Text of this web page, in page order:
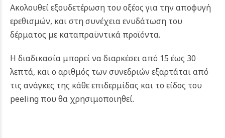
Ακολουθεί εξουδετέρωση του οξέος για την αποφυγή
ερεθισμών, και στη συνέχεια ενυδάτωση του
δέρματος με καταπραϋντικά προϊόντα.
Η διαδικασία μπορεί να διαρκέσει από 15 έως 30
λεπτά, και ο αριθμός των συνεδριών εξαρτάται από
τις ανάγκες της κάθε επιδερμίδας και το είδος του
peeling που θα χρησιμοποιηθεί.